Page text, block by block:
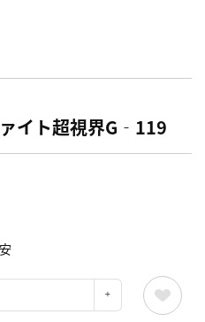
イト超視界G‐119